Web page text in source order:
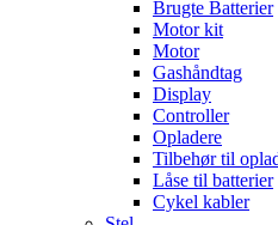
Brugte Batterier
Motor kit
Motor
Gashåndtag
Display
Controller
Opladere
Tilbehør til
Låse til batterier
Cykel kabler